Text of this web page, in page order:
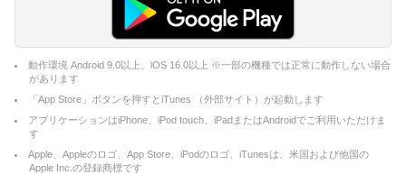
動作環境 Android 9.0以上、iOS 16.0以上 ※一部の機種では正常に動作しない場合
があります
「App Store」ボタンを押すとiTunes （外部サイト）が起動します
アプリケーションはiPhone、iPod touch、iPadまたはAndroidでご利用いただけま
す
Apple、Appleのロゴ、App Store、iPodのロゴ、iTunesは、米国および他国の
Apple Inc.の登録商標です